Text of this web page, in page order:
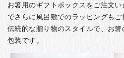
お箸用のギフトボックスをご注文
でさらに風呂敷でのラッピングも
伝統的な贈り物のスタイルで、お
包装です。